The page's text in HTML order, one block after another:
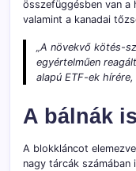
összefüggésben van
valamint a kanadai
„A növekvő kötés-
egyértelműen
alapú ETF-ek
A bálnák
A blokkláncot
nagy tárcák